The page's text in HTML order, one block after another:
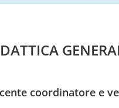
coordinatore e